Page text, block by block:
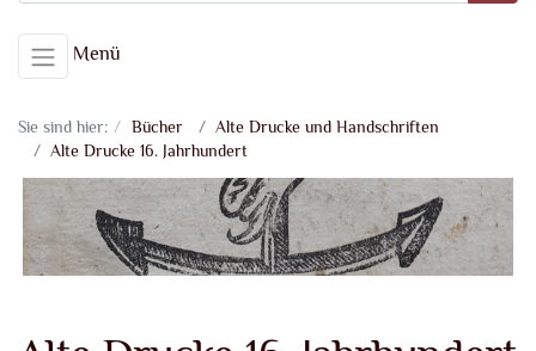
Menü
Sie sind hier: Bücher
Alte Drucke und Handschriften
Alte Drucke 16. Jahrhundert